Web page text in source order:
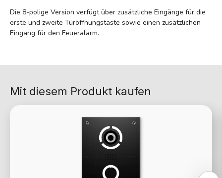
Die 8-polige Version verfügt über zusätzliche Eingänge für die
erste und zweite Türöffnungstaste sowie einen zusätzlichen
Eingang für den Feueralarm.
Mit diesem Produkt kaufen